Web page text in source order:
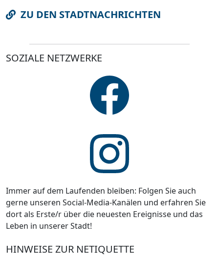
ZU DEN STADTNACHRICHTEN
SOZIALE NETZWERKE
Immer auf dem Laufenden bleiben: Folgen Sie auch
gerne unseren Social-Media-Kanälen und erfahren Sie
dort als Erste/r über die neuesten Ereignisse und das
Leben in unserer Stadt!
HINWEISE ZUR NETIQUETTE